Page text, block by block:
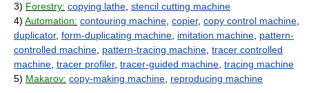
3) Forestry: copying lathe stencil cutting machine
4) Automation: contouring machine copier, copy control machine
duplicator, form-duplicating machine imitation machine pattern-
controlled machine pattern-tracing machine tracer controlled
machine tracer profiler, tracer-guided machine tracing machine
5) Makarov: copy-making machine reproducing machine